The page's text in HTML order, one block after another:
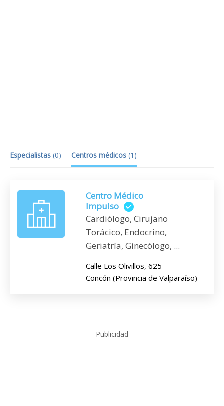
Especialistas (0) Centros médicos (1 )
Centro Médico
Impulso
Cardiólogo, Cirujano
Torácico, Endocrino,
Geriatría, Ginecólogo, ...
Calle Los Olivillos, 625
Concón (Provincia de Valparaíso)
Publicidad